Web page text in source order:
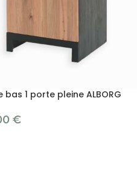
bas 1 porte pleine ALBORG
€